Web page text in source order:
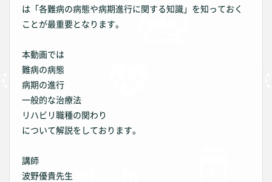
は「各難病の病態や病期進行に関する知識」を知っておく
ことが最重要となります。
本動画では
難病の病態
病期の進行
一般的な治療法
リハビリ職種の関わり
について解説をしております。
講師
波野優貴先生